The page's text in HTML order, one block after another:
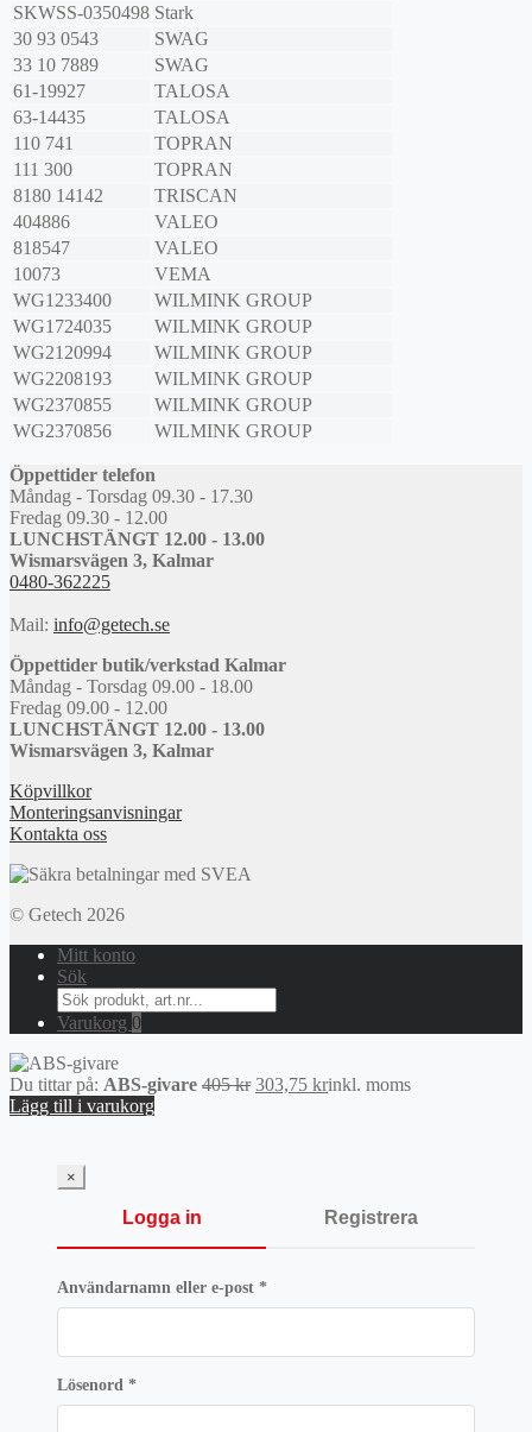
SKWSS-0350498 Stark
30 93 0543
SWAG
33 10 7889
SWAG
61-19927
TALOSA
63-14435
TALOSA
110 741
TOPRAN
111 300
TOPRAN
8180 14142
TRISCAN
404886
VALEO
818547
VALEO
10073
VEMA
WG1233400
WILMINK GROUP
WG1724035
WILMINK GROUP
WG2120994
WILMINK GROUP
WG2208193
WILMINK GROUP
WG2370855
WILMINK GROUP
WG2370856
WILMINK GROUP
Öppettider telefon
Måndag - Torsdag 09.30 - 17.30
Fredag 09.30 - 12.00
LUNCHSTÄNGT 12.00 - 13.00
Wismarsvägen 3, Kalmar
0480-362225
Mail: info@getech.se
Öppettider butik/verkstad Kalmar
Måndag - Torsdag 09.00 - 18.00
Fredag 09.00 - 12.00
LUNCHSTÄNGT 12.00 - 13.00
Wismarsvägen 3, Kalmar
Köpvillkor
Monteringsanvisningar
Kontakta oss
© Getech 2026
Mitt konto
Sök
Search
for:
Varukorg 0
Du tittar på: ABS-givare 405kr Det
303,75 krDet
inkl. moms
Lägg till i varukorg
×
Logga in Registrera
Användarnamn eller e-post *Obligatoriskt
Lösenord *Obligatoriskt